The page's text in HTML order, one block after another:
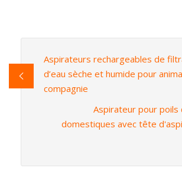
Aspirateurs rechargeables de
d’eau sèche et humide pour
compagnie
Aspirateur pour poils
domestiques avec tête